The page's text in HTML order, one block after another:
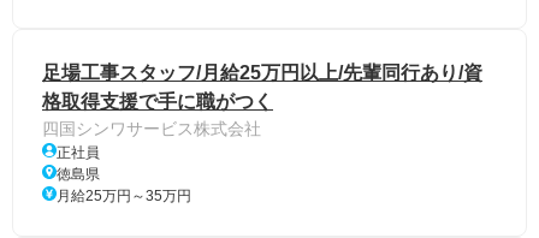
足場工事スタッフ/月給25万円以上/先輩同行あり/資
格取得支援で手に職がつく
四国シンワサービス株式会社
正社員
徳島県
月給25万円～35万円